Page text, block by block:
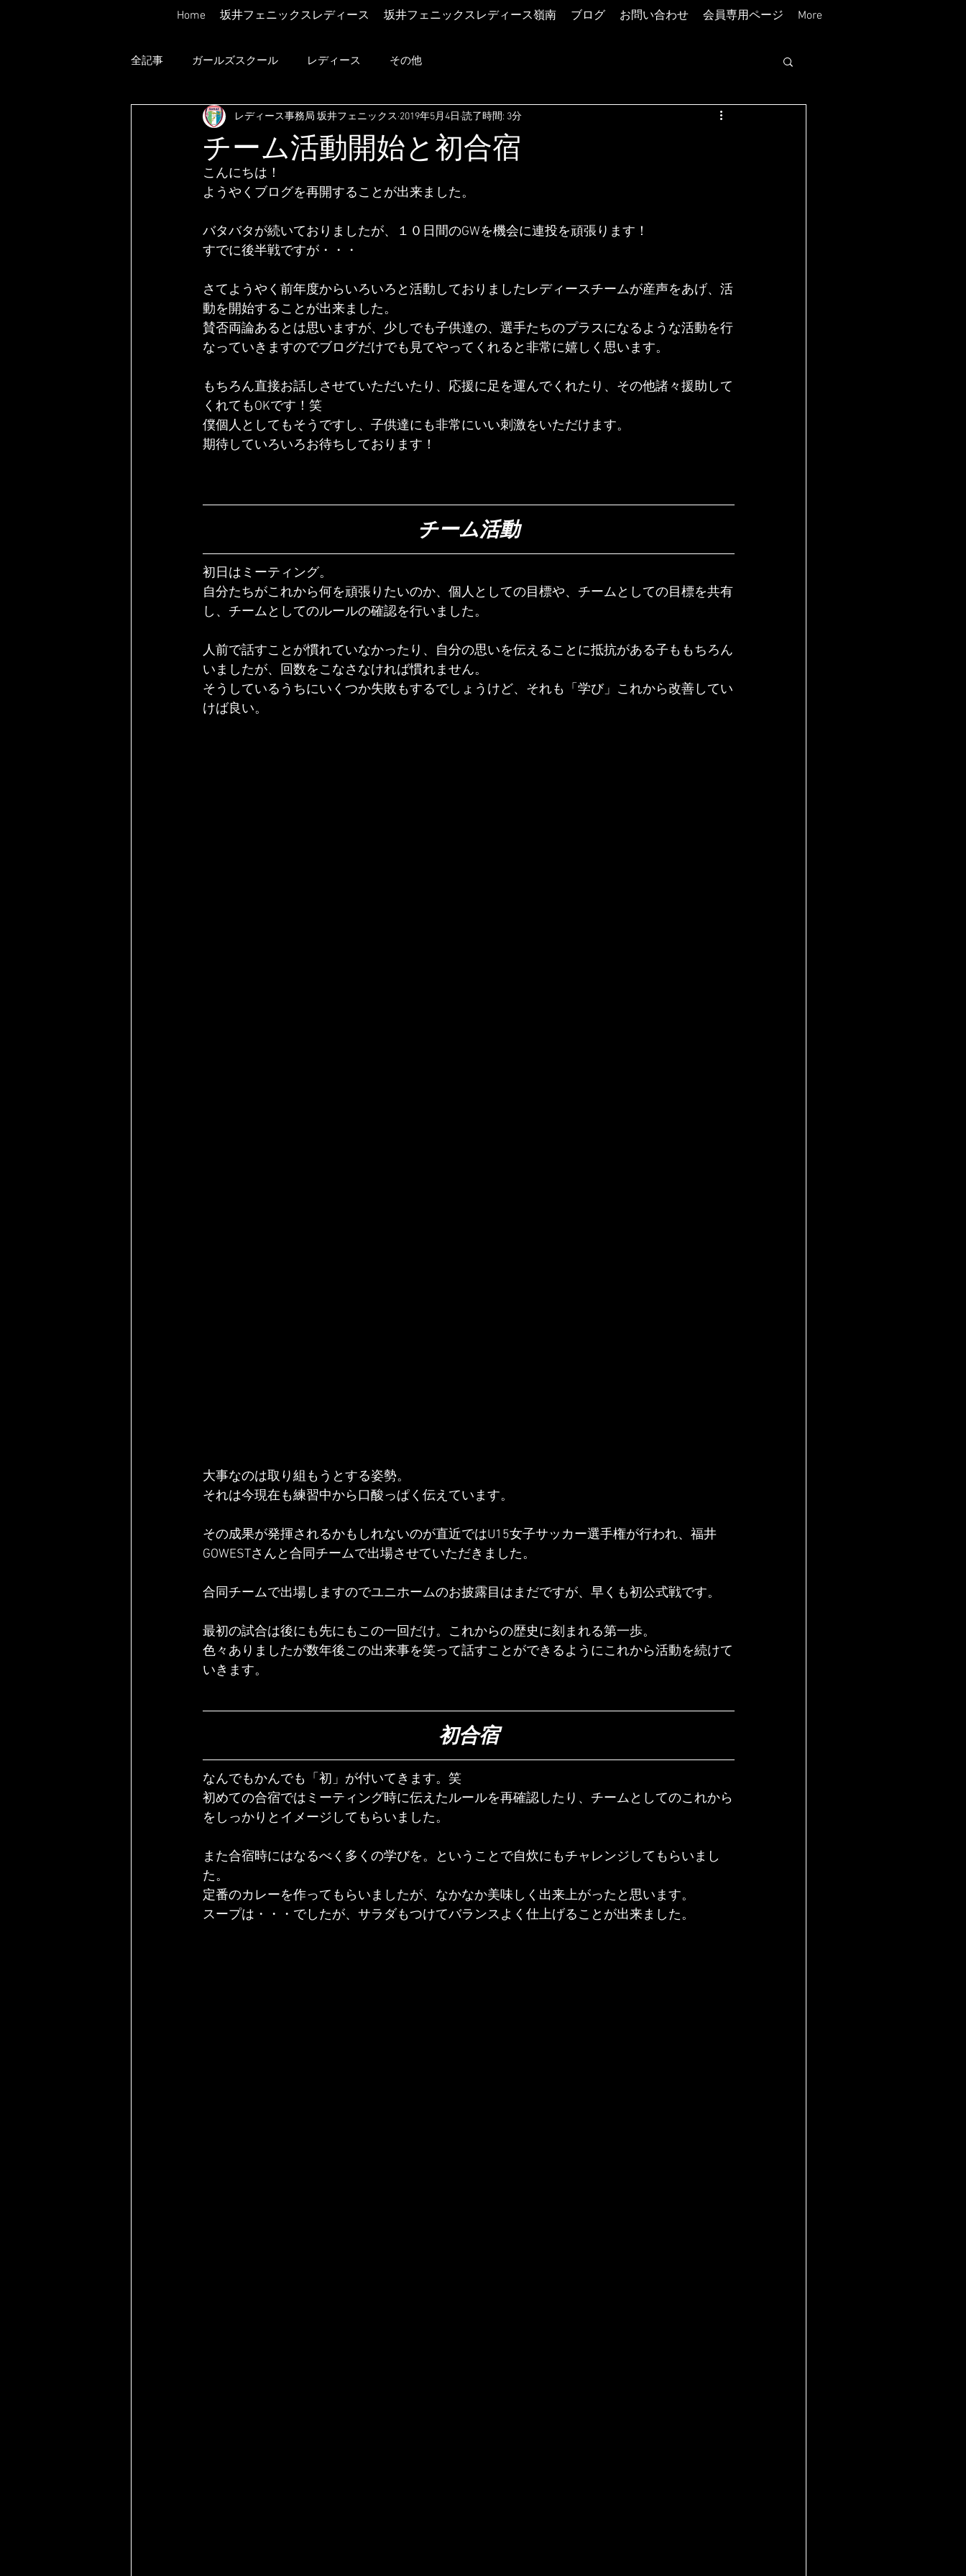
Home 坂井フェニックスレディース 坂井フェニックスレディース嶺南 ブログ お問い合わせ 会員専用ページ More
全記事 ガールズスクール レディース その他
チーム活動開始と初合宿
レディース事務局 坂井フェニックス 2019年5月4日 読了時間: 3分
こんにちは！
ようやくブログを再開することが出来ました。
バタバタが続いておりましたが、１０日間のGWを機会に連投を頑張ります！
すでに後半戦ですが・・・
さてようやく前年度からいろいろと活動しておりましたレディースチームが産声をあげ、活
動を開始することが出来ました。
賛否両論あるとは思いますが、少しでも子供達の、選手たちのプラスになるような活動を行
なっていきますのでブログだけでも見てやってくれると非常に嬉しく思います。
もちろん直接お話しさせていただいたり、応援に足を運んでくれたり、その他諸々援助して
くれてもOKです！笑
僕個人としてもそうですし、子供達にも非常にいい刺激をいただけます。
期待していろいろお待ちしております！
チーム活動
初日はミーティング。
自分たちがこれから何を頑張りたいのか、個人としての目標や、チームとしての目標を共有
し、チームとしてのルールの確認を行いました。
人前で話すことが慣れていなかったり、自分の思いを伝えることに抵抗がある子ももちろん
いましたが、回数をこなさなければ慣れません。
そうしているうちにいくつか失敗もするでしょうけど、それも「学び」これから改善してい
けば良い。
大事なのは取り組もうとする姿勢。
それは今現在も練習中から口酸っぱく伝えています。
その成果が発揮されるかもしれないのが直近ではU15女子サッカー選手権が行われ、福井
GOWESTさんと合同チームで出場させていただきました。
合同チームで出場しますのでユニホームのお披露目はまだですが、早くも初公式戦です。
最初の試合は後にも先にもこの一回だけ。これからの歴史に刻まれる第一歩。
色々ありましたが数年後この出来事を笑って話すことができるようにこれから活動を続けて
いきます。
初合宿
なんでもかんでも「初」が付いてきます。笑
初めての合宿ではミーティング時に伝えたルールを再確認したり、チームとしてのこれから
をしっかりとイメージしてもらいました。
また合宿時にはなるべく多くの学びを。ということで自炊にもチャレンジしてもらいまし
た。
定番のカレーを作ってもらいましたが、なかなか美味しく出来上がったと思います。
スープは・・・でしたが、サラダもつけてバランスよく仕上げることが出来ました。